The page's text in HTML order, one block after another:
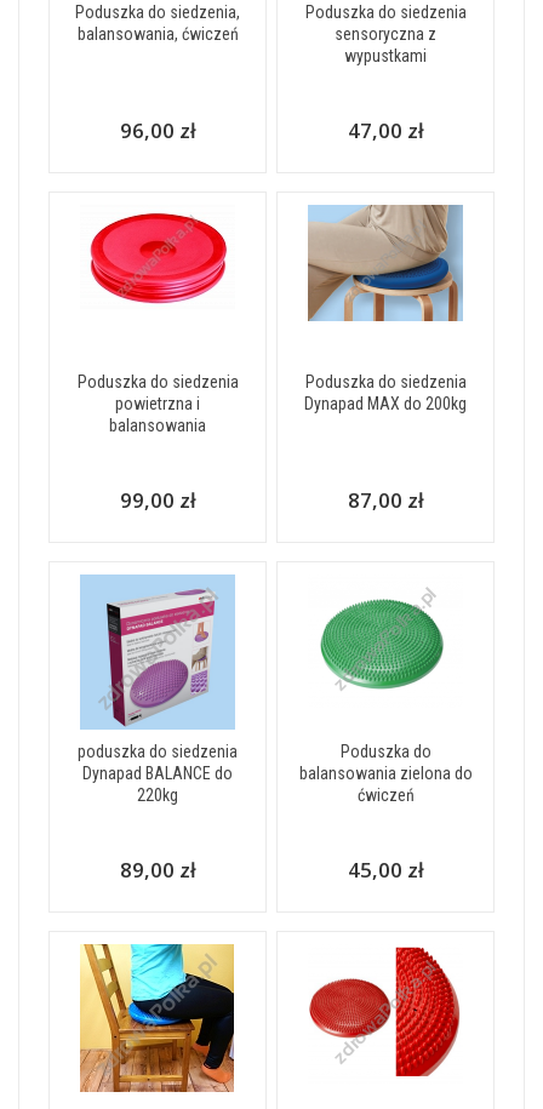
Poduszka do siedzenia,
balansowania, ćwiczeń
96,00 zł
Poduszka do siedzenia
sensoryczna z
wypustkami
47,00 zł
Poduszka do siedzenia
powietrzna i
balansowania
99,00 zł
Poduszka do siedzenia
Dynapad MAX do 200kg
87,00 zł
poduszka do siedzenia
Dynapad BALANCE do
220kg
89,00 zł
Poduszka do
balansowania zielona do
ćwiczeń
45,00 zł